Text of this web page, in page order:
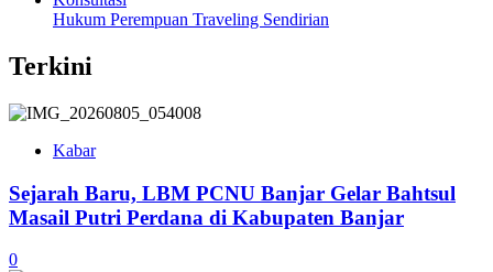
Hukum Perempuan Traveling Sendirian
Terkini
Kabar
Sejarah Baru, LBM PCNU Banjar Gelar Bahtsul
Masail Putri Perdana di Kabupaten Banjar
0